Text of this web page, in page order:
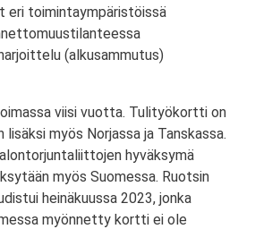
eri toimintaympäristöissä
(alkusammutus)
viisi vuotta. Tulityökortti on
lisäksi myös Norjassa ja Tanskassa.
hyväksymä
myös Suomessa. Ruotsin
heinäkuussa 2023, jonka
myönnetty kortti ei ole